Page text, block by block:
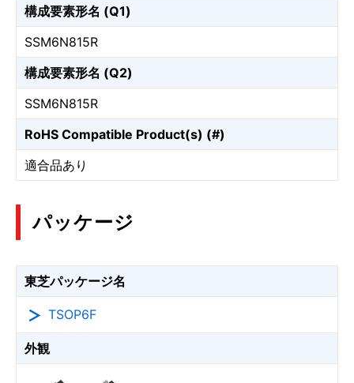
構成要素形名 (Q1)
SSM6N815R
構成要素形名 (Q2)
SSM6N815R
RoHS Compatible Product(s) (#)
適合品あり
パッケージ
東芝パッケージ名
TSOP6F
外観